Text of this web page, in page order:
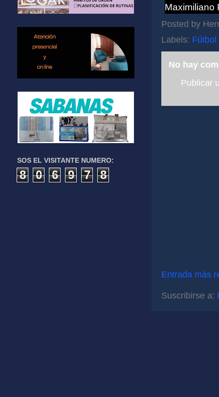
Maximiliano
Posted by
Labels: Fútbol
No hay
Publicar
Entrada más
Suscribirse a:
SOS EL VISITANTE NUMERO:
8 0 6 9 7 8